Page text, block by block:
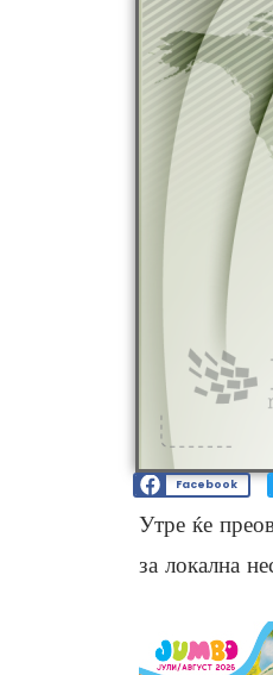
Facebook
Утре ќе
за локална